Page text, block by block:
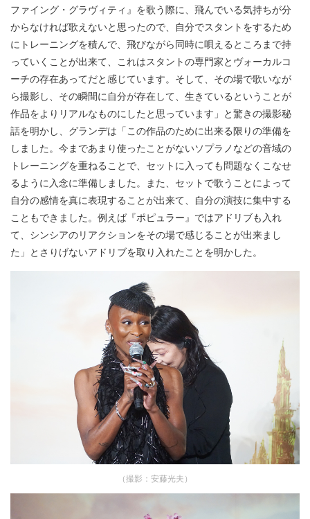
ファイング・グラヴィティ』を歌う際に、飛んでいる気持ちが分
からなければ歌えないと思ったので、自分でスタントをするため
にトレーニングを積んで、飛びながら同時に唄えるところまで持
っていくことが出来て、これはスタントの専門家とヴォーカルコ
ーチの存在あってだと感じています。そして、その場で歌いなが
ら撮影し、その瞬間に自分が存在して、生きているということが
作品をよりリアルなものにしたと思っています」と驚きの撮影秘
話を明かし、グランデは「この作品のために出来る限りの準備を
しました。今まであまり使ったことがないソプラノなどの音域の
トレーニングを重ねることで、セットに入っても問題なくこなせ
るように入念に準備しました。また、セットで歌うことによって
自分の感情を真に表現することが出来て、自分の演技に集中する
こともできました。例えば『ポピュラー』ではアドリブも入れ
て、シンシアのリアクションをその場で感じることが出来まし
た」とさりげないアドリブを取り入れたことを明かした。
（撮影：安藤光夫）